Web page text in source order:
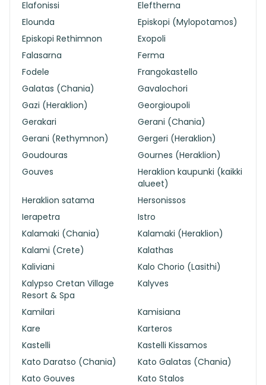
Elafonissi
Eleftherna
Elounda
Episkopi (Mylopotamos)
Episkopi Rethimnon
Exopoli
Falasarna
Ferma
Fodele
Frangokastello
Galatas (Chania)
Gavalochori
Gazi (Heraklion)
Georgioupoli
Gerakari
Gerani (Chania)
Gerani (Rethymnon)
Gergeri (Heraklion)
Goudouras
Gournes (Heraklion)
Gouves
Heraklion kaupunki (kaikki
alueet)
Heraklion satama
Hersonissos
Ierapetra
Istro
Kalamaki (Chania)
Kalamaki (Heraklion)
Kalami (Crete)
Kalathas
Kaliviani
Kalo Chorio (Lasithi)
Kalypso Cretan Village
Resort & Spa
Kalyves
Kamilari
Kamisiana
Kare
Karteros
Kastelli
Kastelli Kissamos
Kato Daratso (Chania)
Kato Galatas (Chania)
Kato Gouves
Kato Stalos